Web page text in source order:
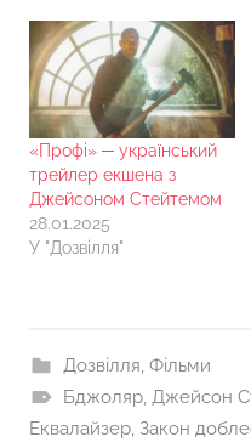
«Профі» ─ український
трейлер екшена з
Джейсоном Стейтемом
28.01.2025
У "Дозвілля"
Дозвілля, Фільми
Бджоляр, Джейсон
Еквалайзер, Закон